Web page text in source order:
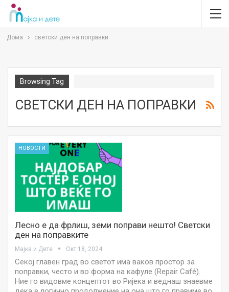
Дома светски ден на поправки
Browsing Tag
СВЕТСКИ ДЕН НА ПОПРАВКИ
НОВОСТИ
Лесно е да фрлиш, земи поправи нешто! Светски
ден на поправките
Мајка и Дете Окт 18, 2024
Секој главен град во светот има ваков простор за
поправки, често и во форма на кафуле (Repair Café).
Ние го видовме концептот во Ријека и веднаш знаевме